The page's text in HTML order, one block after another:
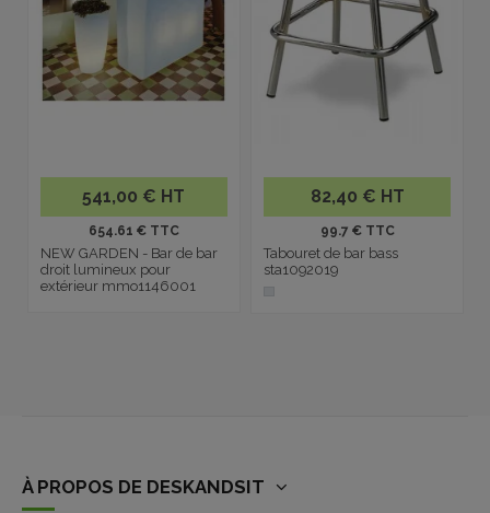
541,00 € HT
654.61 € TTC
NEW GARDEN - Bar de bar
droit lumineux pour
extérieur mmo1146001
82,40 € HT
99.7 € TTC
Tabouret de bar bass
sta1092019
À PROPOS DE DESKANDSIT